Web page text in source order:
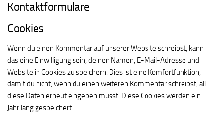
Kontaktformulare
Cookies
Wenn du einen Kommentar auf unserer Website schreibst, kann
das eine Einwilligung sein, deinen Namen, E-Mail-Adresse und
Website in Cookies zu speichern. Dies ist eine Komfortfunktion,
damit du nicht, wenn du einen weiteren Kommentar schreibst, all
diese Daten erneut eingeben musst. Diese Cookies werden ein
Jahr lang gespeichert.